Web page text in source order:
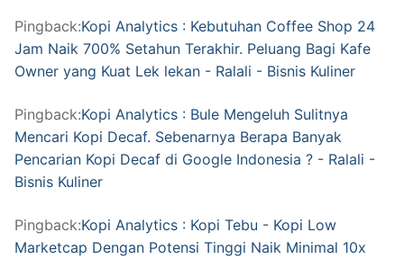
Pingback:Kopi Analytics : Kebutuhan Coffee Shop 24
Jam Naik 700% Setahun Terakhir. Peluang Bagi Kafe
Owner yang Kuat Lek lekan - Ralali - Bisnis Kuliner
Pingback:Kopi Analytics : Bule Mengeluh Sulitnya
Mencari Kopi Decaf. Sebenarnya Berapa Banyak
Pencarian Kopi Decaf di Google Indonesia ? - Ralali -
Bisnis Kuliner
Pingback:Kopi Analytics : Kopi Tebu - Kopi Low
Marketcap Dengan Potensi Tinggi Naik Minimal 10x